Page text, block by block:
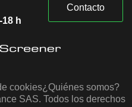
18 h
Contacto
cookies¿Quiénes somos?
SAS. Todos los derechos